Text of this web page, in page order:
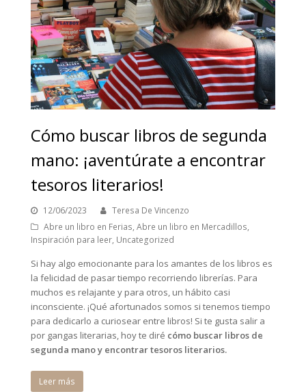
Cómo buscar libros de segunda
mano: ¡aventúrate a encontrar
tesoros literarios!
12/06/2023
Teresa De Vincenzo
Abre un libro en Ferias, Abre un libro en Mercadillos,
Inspiración para leer, Uncategorized
Si hay algo emocionante para los amantes de los libros es
la felicidad de pasar tiempo recorriendo librerías. Para
muchos es relajante y para otros, un hábito casi
inconsciente. ¡Qué afortunados somos si tenemos tiempo
para dedicarlo a curiosear entre libros! Si te gusta salir a
por gangas literarias, hoy te diré cómo buscar libros de
segunda mano y encontrar tesoros literarios.
Leer más